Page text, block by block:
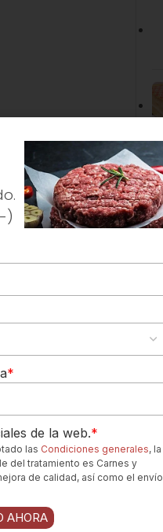
)
*
de la web.*
las Condiciones generales, la
del tratamiento es Carnes y
de calidad, así como el envío
AHORA